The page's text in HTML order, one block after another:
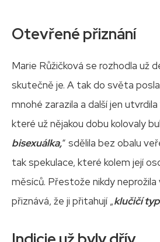
Otevřené přiznání
Marie Růžičková se rozhodla už
skutečně je. A tak do světa
mnohé zarazila a další jen
které už nějakou dobu kolovaly
bisexuálka,“ sdělila bez obalu
tak spekulace, které kolem její
měsíců. Přestože nikdy
přiznává, že ji přitahují „klučičí